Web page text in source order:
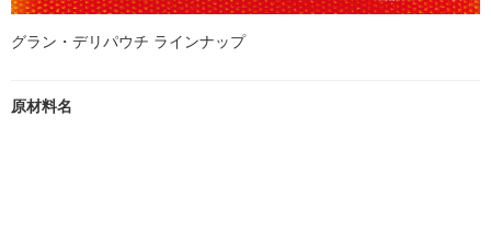
グラン・デリパウチ ラインナップ
原材料名